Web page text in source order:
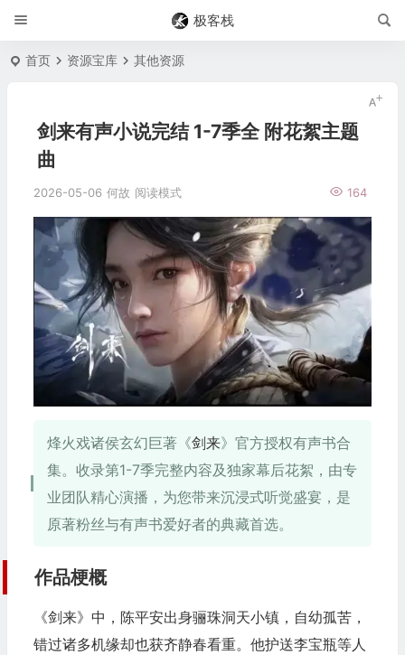
极客栈
首页 资源宝库 其他资源
剑来有声小说完结 1-7季全 附花絮主题
曲
2026-05-06 何故 164
阅读模式
烽火戏诸侯玄幻巨著《剑来》官方授权有声书合
集。收录第1-7季完整内容及独家幕后花絮，由专
业团队精心演播，为您带来沉浸式听觉盛宴，是
原著粉丝与有声书爱好者的典藏首选。
作品梗概
《剑来》中，陈平安出身骊珠洞天小镇，自幼孤苦，
错过诸多机缘却也获齐静春看重。他护送李宝瓶等人